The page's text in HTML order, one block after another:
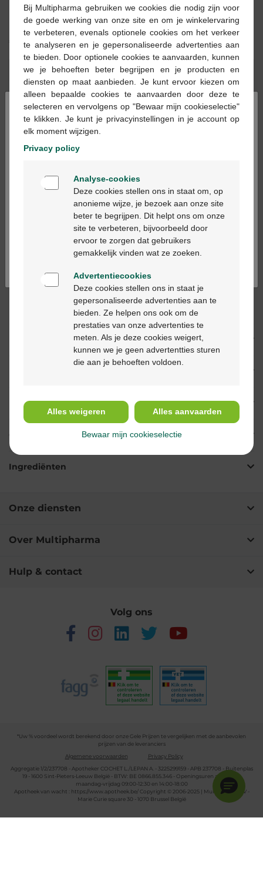
€ 10,95
Bestellen Reserveren
Op voorraad online
Op werkdagen vóór 12u besteld, volgende
werkdag geleverd
levering in je Multipharma apotheek
levering thuis vanaf €55
betalen
Productbeschrijving
Indicaties
Ingrediënten
Onze diensten
Over Multipharma
Hulp & contact
Volg ons
*Uw % voordeel wordt berekend door onze Gele Prijzen te vergelijken met de aanbevolen
prijzen van de leveranciers
Algemene voorwaarden
Privacy Policy
Aggregatie 1/2/237708 - Apotheker COCHET L./LEPAN A. - 3225299159 - APB 237708 - Buitenplas
19 - 1600 Sint-Pieters-Leeuw België - BTW: BE 0866.855.346 - Openingsuren apotheek:
maandag-vrijdag 09:00-12:30 en 14:00-18:00
Apotheek van wacht :
https://www.apotheek.be/Copyright © 2006-2025 | Multipharma CV -
Marie Curie square 30 - 1070 Brussel België
×
Bienvenue
Ga verder in het nederlands
Continuez en français
Bij Multipharma gebruiken we cookies die nodig zijn voor
de goede werking van onze site en om je winkelervaring
te verbeteren, evenals optionele cookies om het verkeer
te analyseren en je gepersonaliseerde advertenties aan
te bieden. Door optionele cookies te aanvaarden, kunnen
we je behoeften beter begrijpen en je producten en
diensten op maat aanbieden. Je kunt ervoor kiezen om
alleen bepaalde cookies te aanvaarden door deze te
selecteren en vervolgens op "Bewaar mijn cookieselectie"
te klikken. Je kunt je privacyinstellingen in je account op
elk moment wijzigen.
Privacy policy
Analyse-cookies
Deze cookies stellen ons in staat om, op
anonieme wijze, je bezoek aan onze site
beter te begrijpen. Dit helpt ons om onze
site te verbeteren, bijvoorbeeld door
ervoor te zorgen dat gebruikers
gemakkelijk vinden wat ze zoeken.
Advertentiecookies
Deze cookies stellen ons in staat je
gepersonaliseerde advertenties aan te
bieden. Ze helpen ons ook om de
prestaties van onze advertenties te
meten. Als je deze cookies weigert,
kunnen we je geen advertentties sturen
die aan je behoeften voldoen.
Alles weigeren Alles aanvaarden
Bewaar mijn cookieselectie